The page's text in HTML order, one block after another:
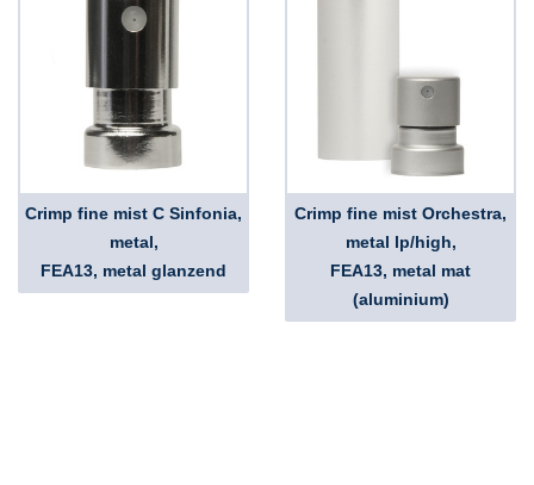
Crimp fine mist C Sinfonia,
metal,
FEA13, metal glanzend
Crimp fine mist Orchestra,
metal lp/high,
FEA13, metal mat
(aluminium)